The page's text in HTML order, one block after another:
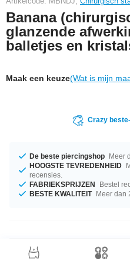
Banana
glanzende
balletjes en
Maak een keuze(Wat is mijn
Crazy
De beste piercingshop Meer
HOOGSTE TEVREDENHEID
recensies.
FABRIEKSPRIJZEN
Bestel
BESTE KWALITEIT Meer dan
Productgegevens